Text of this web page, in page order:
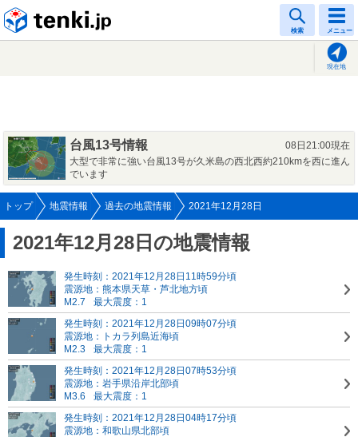
検索 メニュー
現在地
台風13号情報
08日21:00現在
大型で非常に強い台風13号が久米島の西北西約210kmを西に進ん
でいます
トップ 地震情報 過去の地震情報 2021年12月28日
2021年12月28日の地震情報
発生時刻：2021年12月28日11時59分頃
震源地：熊本県天草・芦北地方頃
M2.7
最大震度：1
発生時刻：2021年12月28日09時07分頃
震源地：トカラ列島近海頃
M2.3
最大震度：1
発生時刻：2021年12月28日07時53分頃
震源地：岩手県沿岸北部頃
M3.6
最大震度：1
発生時刻：2021年12月28日04時17分頃
震源地：和歌山県北部頃